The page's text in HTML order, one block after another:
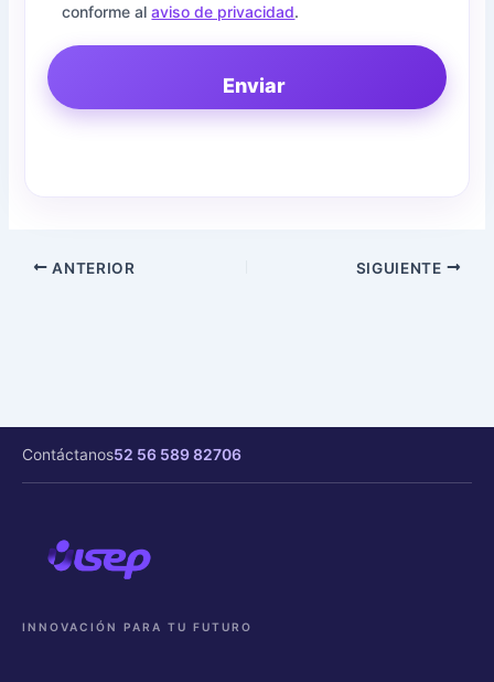
conforme alaviso de privacidad.
Enviar
ANTERIOR SIGUIENTE
Contáctanos52 56 589 82706
INNOVACIÓN PARA TU FUTURO